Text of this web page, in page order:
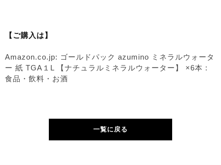
【ご購入は】
Amazon.co.jp: ゴールドパック azumino ミネラルウォータ
ー 紙 TGA１L 【ナチュラルミネラルウォーター】 ×6本 :
食品・飲料・お酒
一覧に戻る